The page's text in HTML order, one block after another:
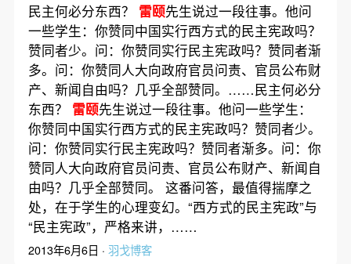
民主何必分东西？ 雷颐先生说过一段往事。他问
一些学生：你赞同中国实行西方式的民主宪政吗？
赞同者少。问：你赞同实行民主宪政吗？赞同者渐
多。问：你赞同人大向政府官员问责、官员公布财
产、新闻自由吗？几乎全部赞同。……民主何必分
东西？ 雷颐先生说过一段往事。他问一些学生：
你赞同中国实行西方式的民主宪政吗？赞同者少。
问：你赞同实行民主宪政吗？赞同者渐多。问：你
赞同人大向政府官员问责、官员公布财产、新闻自
由吗？几乎全部赞同。 这番问答，最值得揣摩之
处，在于学生的心理变幻。“西方式的民主宪政”与
“民主宪政”，严格来讲，……
2013年6月6日 · 羽戈博客